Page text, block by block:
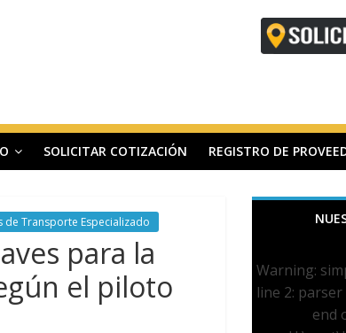
SOLICITAR COTIZACIÓN REGISTRO DE
de Transporte Especializado
para la
el piloto
Warning:
line 2:
end